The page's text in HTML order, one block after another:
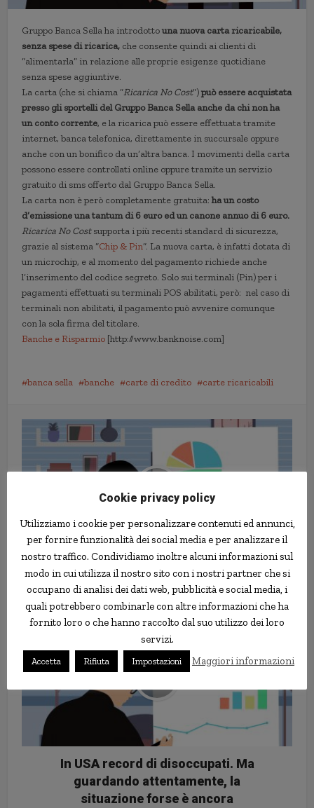
Gruppo Banca Sella ha introdottouna nuova carta ricaricabile,
senza spese di ricarica, che consente quindi ai clienti di
“alimentarla” in relazione alle proprie esigenze quotidiane
senza spese aggiuntive.
La carta (che si chiama “Ricarica No Cost”)può essere acquistata
presso gli sportelli del Gruppo Banca Sella anche da chi non ha
un conto corrente, e la ricarica può essere effettuata tramite
internet, banca telefonica, direttamente in succursale oppure
anche con un bonifico da un’altra banca. I movimenti della carta
possono essere controllati online oppure tramite un servizio
gratuito di sms offerto dal Gruppo Banca Sella.
La carta non è però completamente gratuita:ha un costo
d’emissione una tantum di 6 euro ed un canone annuo di 6 euro.
Ricarica No Costsupporta i più recenti standard di sicurezza,
grazie al sistema “Chip & Pin“. La nuova carta, è infatti dotata di
un microchip, e al momento del pagamento richiede anche
l’inserimento del codice segreto. Solo sui terminali (Pin) per i
pagamenti effettuati su terminali POS abilitati, però: nel caso di
terminali non abilitati, il pagamento può avvenire comunque
con la sola firma del titolare.
Banche e Risparmio [http://www.banknoise.com]
banca sella banche carte di credito carte ricaricabili
I cattivi vizi della finanza non
sono andati persi
In USA record di disoccupati. Ma
guardando attentamente, la
situazione forse è ancora
Cookie privacy policy
Utilizziamo i cookie per personalizzare contenuti ed annunci,
per fornire funzionalità dei social media e per analizzare il
nostro traffico. Condividiamo inoltre alcuni informazioni sul
modo in cui utilizza il nostro sito con i nostri partner che si
occupano di analisi dei dati web, pubblicità e social media, i
quali potrebbero combinarle con altre informazioni che ha
fornito loro o che hanno raccolto dal suo utilizzo dei loro
servizi.
Accetta Rifiuta Impostazioni Maggiori informazioni